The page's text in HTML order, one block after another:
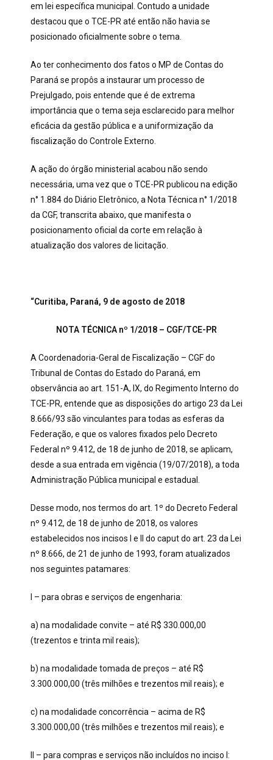
em lei específica municipal. Contudo a unidade
destacou que o TCE-PR até então não havia se
posicionado oficialmente sobre o tema.
Ao ter conhecimento dos fatos o MP de Contas do
Paraná se propôs a instaurar um processo de
Prejulgado, pois entende que é de extrema
importância que o tema seja esclarecido para melhor
eficácia da gestão pública e a uniformização da
fiscalização do Controle Externo.
A ação do órgão ministerial acabou não sendo
necessária, uma vez que o TCE-PR publicou na edição
n° 1.884 do Diário Eletrônico, a Nota Técnica n° 1/2018
da CGF, transcrita abaixo, que manifesta o
posicionamento oficial da corte em relação à
atualização dos valores de licitação.
“Curitiba, Paraná, 9 de agosto de 2018
NOTA TÉCNICA nº 1/2018 – CGF/TCE-PR
A Coordenadoria-Geral de Fiscalização – CGF do
Tribunal de Contas do Estado do Paraná, em
observância ao art. 151-A, IX, do Regimento Interno do
TCE-PR, entende que as disposições do artigo 23 da Lei
8.666/93 são vinculantes para todas as esferas da
Federação, e que os valores fixados pelo Decreto
Federal nº 9.412, de 18 de junho de 2018, se aplicam,
desde a sua entrada em vigência (19/07/2018), a toda
Administração Pública municipal e estadual.
Desse modo, nos termos do art. 1º do Decreto Federal
nº 9.412, de 18 de junho de 2018, os valores
estabelecidos nos incisos I e II do caput do art. 23 da Lei
nº 8.666, de 21 de junho de 1993, foram atualizados
nos seguintes patamares:
I – para obras e serviços de engenharia:
a) na modalidade convite – até R$ 330.000,00
(trezentos e trinta mil reais);
b) na modalidade tomada de preços – até R$
3.300.000,00 (três milhões e trezentos mil reais); e
c) na modalidade concorrência – acima de R$
3.300.000,00 (três milhões e trezentos mil reais); e
II – para compras e serviços não incluídos no inciso I: